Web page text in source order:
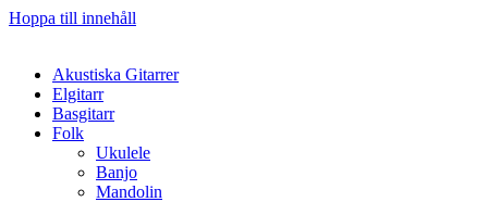
Hoppa till innehåll
Akustiska Gitarrer
Elgitarr
Basgitarr
Folk
Ukulele
Banjo
Mandolin